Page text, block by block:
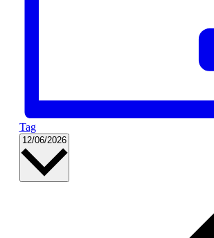
Tag
12/06/2026 Datum